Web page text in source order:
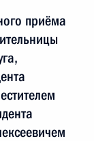
приёма